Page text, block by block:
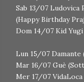
Sab 13/07 Ludovica
(Happy Birthday
Dom 14/07 Kid
Lun 15/07 Damante
Mar 16/07 Guè
Mer 17/07 VidaLoca